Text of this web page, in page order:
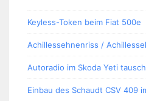
Keyless-Token beim Fiat 500e
Achillessehnenriss /
Autoradio im Skoda Yeti
Einbau des Schaudt CSV 409